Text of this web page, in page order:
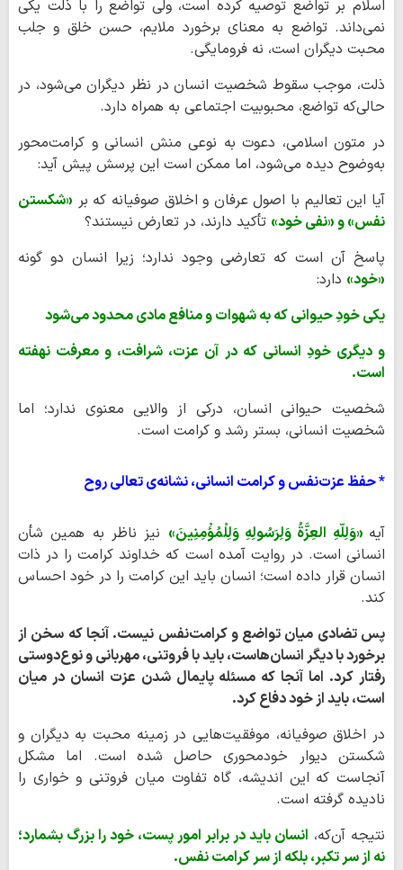
اسلام بر تواضع توصیه کرده است، ولی تواضع را با ذلت یکی
نمی‌داند. تواضع به معنای برخورد ملایم، حسن خلق و جلب
محبت دیگران است، نه فرومایگی.
ذلت، موجب سقوط شخصیت انسان در نظر دیگران می‌شود، در
حالی‌که تواضع، محبوبیت اجتماعی به همراه دارد.
در متون اسلامی، دعوت به نوعی منش انسانی و کرامت‌محور
به‌وضوح دیده می‌شود، اما ممکن است این پرسش پیش آید:
آیا این تعالیم با اصول عرفان و اخلاق صوفیانه که بر «شکستن
نفس» و «نفی خود» تأکید دارند، در تعارض نیستند؟
پاسخ آن است که تعارضی وجود ندارد؛ زیرا انسان دو گونه
«خود» دارد:
یکی خودِ حیوانی که به شهوات و منافع مادی محدود می‌شود
و دیگری خودِ انسانی که در آن عزت، شرافت، و معرفت نهفته
است.
شخصیت حیوانی انسان، درکی از والایی معنوی ندارد؛ اما
شخصیت انسانی، بستر رشد و کرامت است.
* حفظ عزت‌نفس و کرامت انسانی، نشانه‌ی تعالی روح
آیه «وَلِلّهِ العِزَّةُ وَلِرَسُولِهِ وَلِلْمُؤْمِنِینَ» نیز ناظر به همین شأن
انسانی است. در روایت آمده است که خداوند کرامت را در ذات
انسان قرار داده است؛ انسان باید این کرامت را در خود احساس
کند.
پس تضادی میان تواضع و کرامت‌نفس نیست. آنجا که سخن از
برخورد با دیگر انسان‌هاست، باید با فروتنی، مهربانی و نوع‌دوستی
رفتار کرد. اما آنجا که مسئله پایمال شدن عزت انسان در میان
است، باید از خود دفاع کرد.
در اخلاق صوفیانه، موفقیت‌هایی در زمینه محبت به دیگران و
شکستن دیوار خودمحوری حاصل شده است. اما مشکل
آنجاست که این اندیشه، گاه تفاوت میان فروتنی و خواری را
نادیده گرفته است.
نتیجه آن‌که، انسان باید در برابر امور پست، خود را بزرگ بشمارد؛
نه از سر تکبر، بلکه از سر کرامت نفس.